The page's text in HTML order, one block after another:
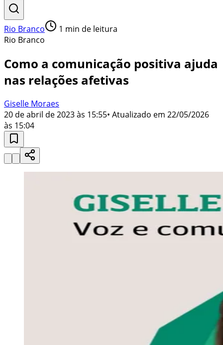
Rio Branco 1 min de leitura
Rio Branco
Como a comunicação positiva ajuda
nas relações afetivas
Giselle Moraes
20 de abril de 2023 às 15:55• Atualizado em 22/05/2026
às 15:04